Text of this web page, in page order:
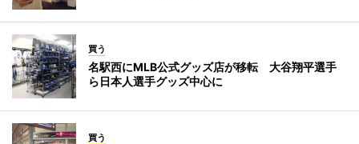
買う
名駅西にMLB公式グッズ店が移転 大谷翔平選手
ら日本人選手グッズ中心に
買う